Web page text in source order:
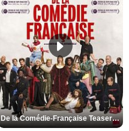
De la Comédie-Française Teaser VF